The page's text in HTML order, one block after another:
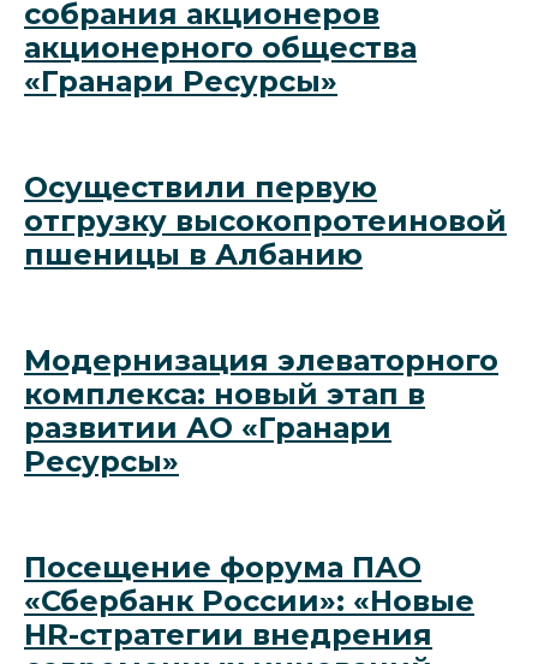
собрания акционеров
акционерного общества
«Гранари Ресурсы»
Осуществили первую
отгрузку высокопротеиновой
пшеницы в Албанию
Модернизация элеваторного
комплекса: новый этап в
развитии АО «Гранари
Ресурсы»
Посещение форума ПАО
«Сбербанк России»: «Новые
HR-стратегии внедрения
Поставщикам
Оптовые закупки
Прайс-лист
Экспорт зерна
продукции на экспорт
О компании
Ресурсы»
Краснодарский край,
г. Краснодар,
ул. им.Пушкина, д. 38,
пн—пт с 8:00 до 17:00
info@granary.ru